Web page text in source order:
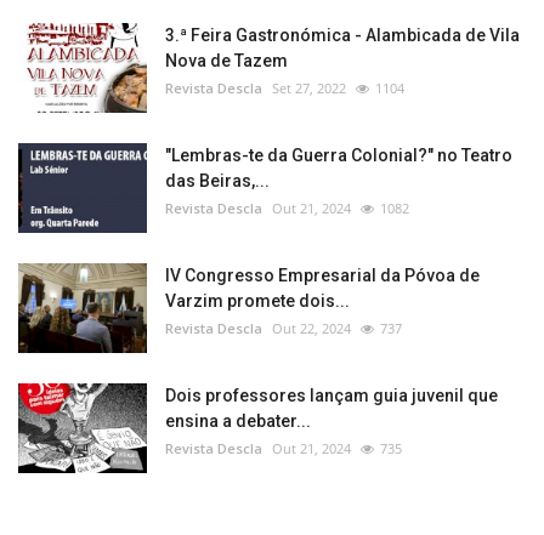
3.ª Feira Gastronómica - Alambicada de Vila
Nova de Tazem
Revista Descla Set 27, 2022 1104
"Lembras-te da Guerra Colonial?" no Teatro
das Beiras,...
Revista Descla Out 21, 2024 1082
IV Congresso Empresarial da Póvoa de
Varzim promete dois...
Revista Descla Out 22, 2024 737
Dois professores lançam guia juvenil que
ensina a debater...
Revista Descla Out 21, 2024 735